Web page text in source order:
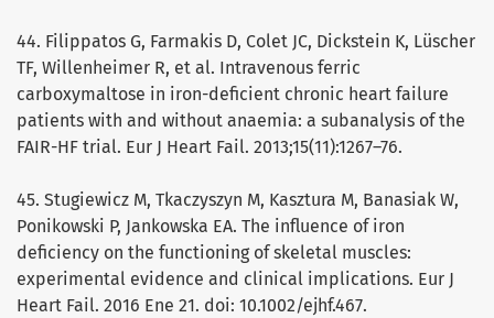
44. Filippatos G, Farmakis D, Colet JC, Dickstein K, Lüscher
TF, Willenheimer R, et al. Intravenous ferric
carboxymaltose in iron-deficient chronic heart failure
patients with and without anaemia: a subanalysis of the
FAIR-HF trial. Eur J Heart Fail. 2013;15(11):1267–76.
45. Stugiewicz M, Tkaczyszyn M, Kasztura M, Banasiak W,
Ponikowski P, Jankowska EA. The influence of iron
deficiency on the functioning of skeletal muscles:
experimental evidence and clinical implications. Eur J
Heart Fail. 2016 Ene 21. doi: 10.1002/ejhf.467.